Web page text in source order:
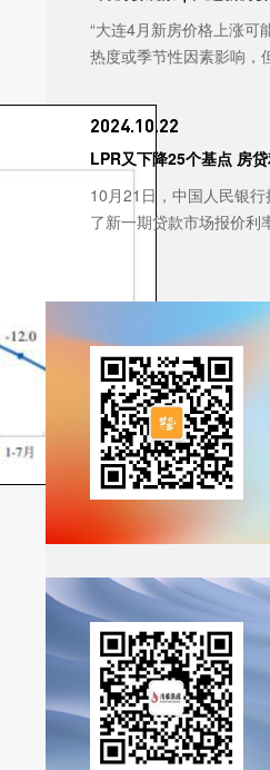
“大连4月新房价格上涨可
热度或季节性因素影响，
2024.10.22
LPR又下降25个基点 房
10月21日，中国人民银
了新一期贷款市场报价利